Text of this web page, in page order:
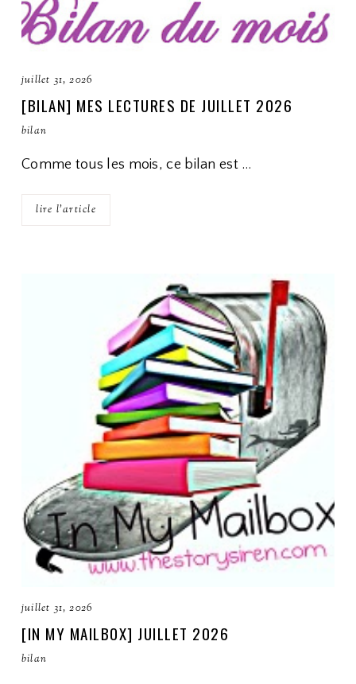
juillet 31, 2026
[BILAN] MES LECTURES DE JUILLET 2026
bilan
Comme tous les mois, ce bilan est …
lire l'article
juillet 31, 2026
[IN MY MAILBOX] JUILLET 2026
bilan